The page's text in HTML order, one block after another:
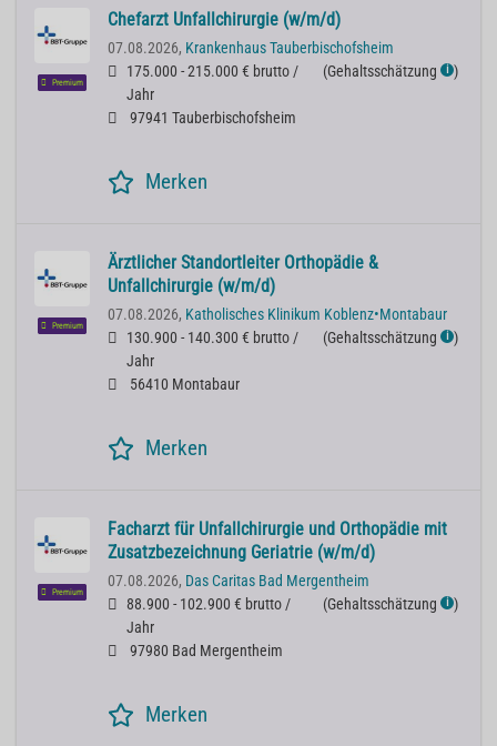
Premium
Chefarzt Unfallchirurgie (w/m/d)
07.08.2026, Krankenhaus Tauberbischofsheim
175.000 - 215.000 € brutto /
Jahr
(Gehaltsschätzung ℹ )
97941 Tauberbischofsheim
Merken
Premium
Ärztlicher Standortleiter Orthopädie &
Unfallchirurgie (w/m/d)
07.08.2026, Katholisches Klinikum Koblenz•Montabaur
130.900 - 140.300 € brutto /
Jahr
(Gehaltsschätzung ℹ )
56410 Montabaur
Merken
Premium
Facharzt für Unfallchirurgie und Orthopädie mit
Zusatzbezeichnung Geriatrie (w/m/d)
07.08.2026, Das Caritas Bad Mergentheim
88.900 - 102.900 € brutto /
Jahr
(Gehaltsschätzung ℹ )
97980 Bad Mergentheim
Merken